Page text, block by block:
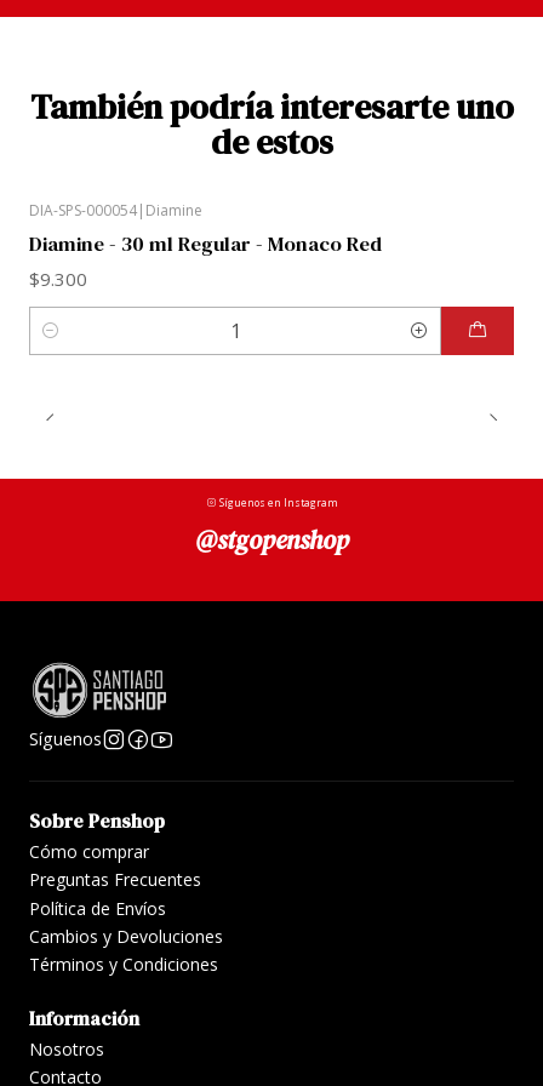
También podría interesarte uno
de estos
DIA-SPS-000054| Diamine
Diamine - 30 ml Regular - Monaco Red
$9.300
Cantidad
Síguenos en Instagram
@stgopenshop
Síguenos
Sobre Penshop
Cómo comprar
Preguntas Frecuentes
Política de Envíos
Cambios y Devoluciones
Términos y Condiciones
Información
Nosotros
Contacto